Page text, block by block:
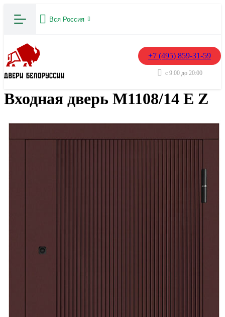
Вся Россия
+7 (495) 859-31-59
с 9:00 до 20:00
Входная дверь М1108/14 E Z